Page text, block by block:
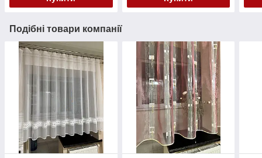
Подібні товари компанії